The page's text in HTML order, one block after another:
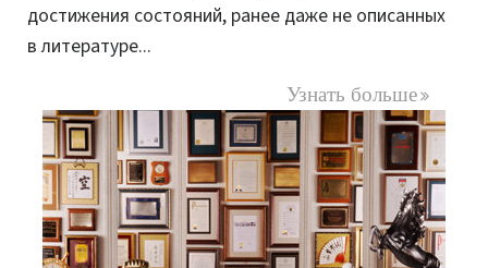
достижения состояний, ранее даже не описанных
в литературе...
Узнать больше